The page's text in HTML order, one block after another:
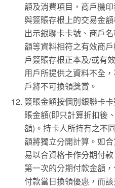
額及消費項目，商戶機
與簽賬存根上的交易金
出示銀聯卡卡號、商戶
額等資料相符之有效商
戶簽賬存根正本及/或有
用戶所提供之資料不全
戶將不可換領獎賞。
簽賬金額按個別銀聯卡
賬金額(即只計算折扣後
額)。持卡人所持有之不
額將獨立分開計算。如
易以合資格卡作分期付
第一次的分期付款金額
付款當日換領優惠，而